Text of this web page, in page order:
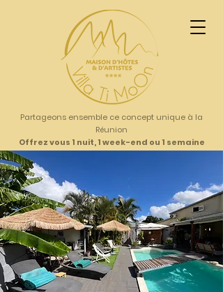
Partageons ensemble ce concept unique à la
Réunion
Offrez vous 1 nuit, 1 week-end ou 1 semaine